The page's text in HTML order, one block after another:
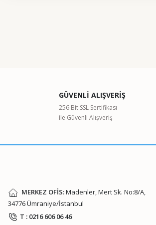
Ürün fiyatı diğer sitelerden daha pahalı.
Bu ürüne benzer farklı alternatifler olmalı.
GÜVENLİ ALIŞVERİŞ
256 Bit SSL Sertifikası
ile Güvenli Alışveriş
MERKEZ OFİS:Madenler, Mert Sk. No:8/A,
34776 Ümraniye/İstanbul
T : 0216 606 06 46